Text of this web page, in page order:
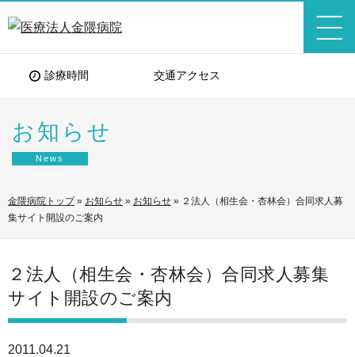
診療時間 交通アクセス
お知らせ
News
金隈病院トップ» お知らせ » お知らせ » ２法人（相生会・杏林会）合同求人募
集サイト開設のご案内
２法人（相生会・杏林会）合同求人募集
サイト開設のご案内
2011.04.21